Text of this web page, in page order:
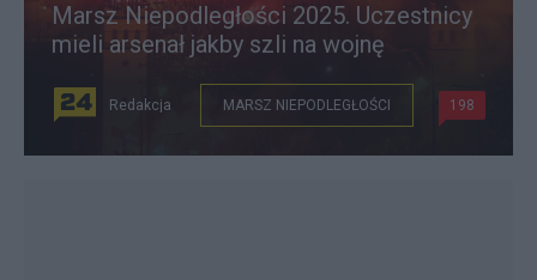
Marsz Niepodległości 2025. Uczestnicy
mieli arsenał jakby szli na wojnę
Redakcja MARSZ NIEPODLEGŁOŚCI 198